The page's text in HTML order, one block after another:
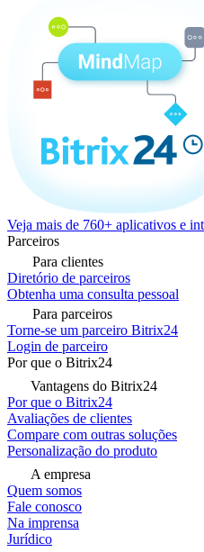
Veja mais de 760+ aplicativos e
Parceiros
Para clientes
Diretório de parceiros
Obtenha uma consulta pessoal
Para parceiros
Torne-se um parceiro Bitrix24
Login de parceiro
Por que o Bitrix24
Vantagens do Bitrix24
Por que o Bitrix24
Avaliações de clientes
Compare com outras soluções
Personalização do produto
A empresa
Quem somos
Fale conosco
Na imprensa
Jurídico